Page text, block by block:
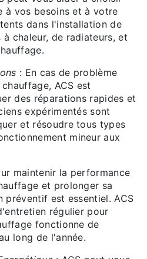
à vos besoins et à votre
dans l'installation de
chaleur, de radiateurs, et
: En cas de problème
ACS est
des réparations rapides et
expérimentés sont
et résoudre tous types
mineur aux
maintenir la performance
et prolonger sa
préventif est essentiel. ACS
régulier pour
fonctionne de
long de l'année.